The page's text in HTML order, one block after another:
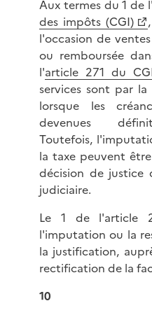
Aux termes du 1 de l'
des impôts (CGI)
l'occasion de
ou remboursée
l'article 271 du
services sont par
lorsque les
devenues
Toutefois,
la taxe peuvent
décision de justice
judiciaire.
Le 1 de l'article
l'imputation ou la
la justification,
rectification de la
10